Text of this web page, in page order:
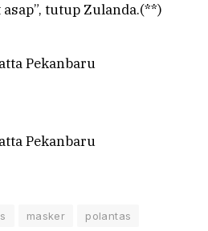
tutup Zulanda.(**)
masker polantas